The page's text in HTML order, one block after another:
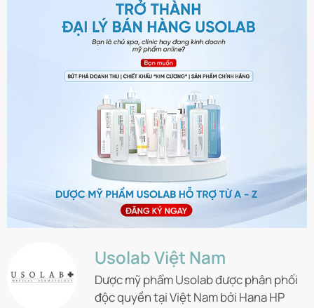
Usolab Việt Nam
Dược mỹ phẩm Usolab được phân phối
độc quyền tại Việt Nam bởi Hana HP